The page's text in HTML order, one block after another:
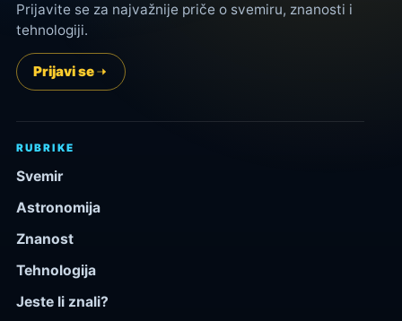
Prijavite se za najvažnije priče o svemiru, znanosti i
tehnologiji.
Prijavi se
RUBRIKE
Svemir
Astronomija
Znanost
Tehnologija
Jeste li znali?